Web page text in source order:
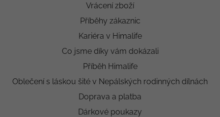
Vrácení zboží
Příběhy zákaznic
Kariéra v Himalife
Co jsme díky vám dokázali
Příběh Himalife
Oblečení s láskou šité v Nepálských rodinných dílnách
Doprava a platba
Dárkové poukazy